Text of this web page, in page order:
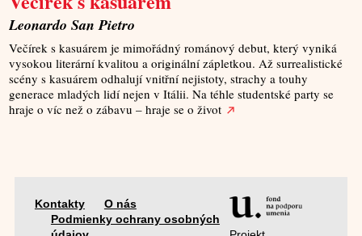
Leonardo San Pietro
Večírek s kasuárem je mimořádný románový debut, který vyniká
vysokou literární kvalitou a originální zápletkou. Až surrealistické
scény s kasuárem odhalují vnitřní nejistoty, strachy a touhy
generace mladých lidí nejen v Itálii. Na téhle studentské party se
hraje o víc než o zábavu – hraje se o život
Kontakty
O nás
Podmienky ochrany osobných